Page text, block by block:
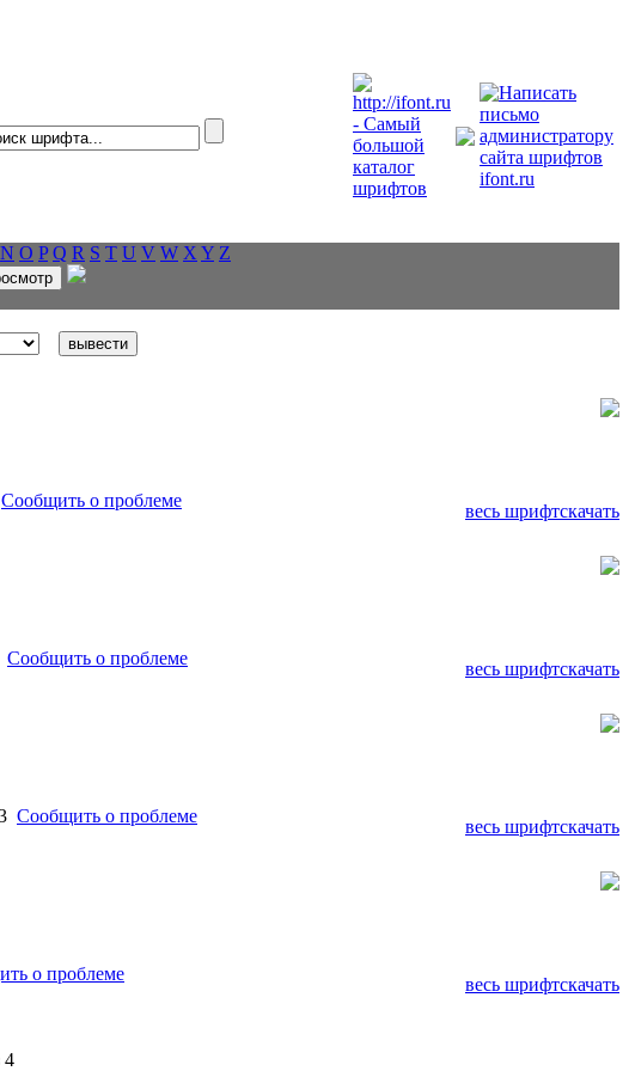
N O P Q R S T U V W X Y Z
Сообщить о проблеме
весь шрифтскачать
Сообщить о проблеме
весь шрифтскачать
Сообщить о проблеме
весь шрифтскачать
о проблеме
весь шрифтскачать
4